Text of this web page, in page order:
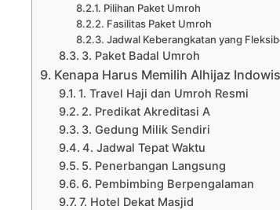
Pilihan Paket Umroh
Fasilitas Paket Umroh
Jadwal Keberangkatan yang
3. Paket Badal Umroh
Kenapa Harus Memilih Alhijaz
1. Travel Haji dan Umroh Resmi
2. Predikat Akreditasi A
3. Gedung Milik Sendiri
4. Jadwal Tepat Waktu
5. Penerbangan Langsung
6. Pembimbing Berpengalaman
7. Hotel Dekat Masjid